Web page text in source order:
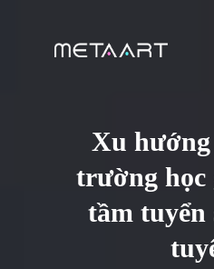
Xu hướng
trường học
tầm